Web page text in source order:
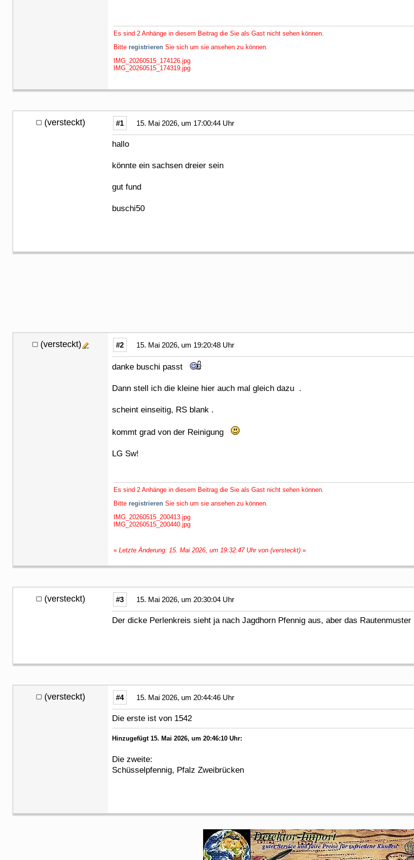
Es sind 2 Anhänge in diesem Beitrag die Sie als Gast nicht sehen können.
Bitte registrieren Sie sich um sie ansehen zu können.
IMG_20260515_174126.jpg
IMG_20260515_174319.jpg
(versteckt) #1 15. Mai 2026, um 17:00:44 Uhr
hallo
könnte ein sachsen dreier sein
gut fund
buschi50
(versteckt) #2 15. Mai 2026, um 19:20:48 Uhr
danke buschi passt
Dann stell ich die kleine hier auch mal gleich dazu .
scheint einseitig, RS blank .
kommt grad von der Reinigung
LG Sw!
Es sind 2 Anhänge in diesem Beitrag die Sie als Gast nicht sehen können.
Bitte registrieren Sie sich um sie ansehen zu können.
IMG_20260515_200413.jpg
IMG_20260515_200440.jpg
« Letzte Änderung: 15. Mai 2026, um 19:32:47 Uhr von (versteckt) »
(versteckt) #3 15. Mai 2026, um 20:30:04 Uhr
Der dicke Perlenkreis sieht ja nach Jagdhorn Pfennig aus, aber das Rautenmuster
(versteckt) #4 15. Mai 2026, um 20:44:46 Uhr
Die erste ist von 1542
Hinzugefügt 15. Mai 2026, um 20:46:10 Uhr:
Die zweite:
Schüsselpfennig, Pfalz Zweibrücken